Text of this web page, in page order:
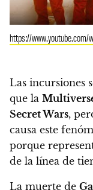
https://www.youtube.com/
Las incursiones
que la
Secret Wars,
causa este
porque
de la línea de
La muerte de